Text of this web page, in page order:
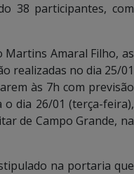
38 participantes, com
Martins Amaral Filho, as
realizadas no dia 25/01
às 7h com previsão
o dia 26/01 (terça-feira),
de Campo Grande, na
na portaria que